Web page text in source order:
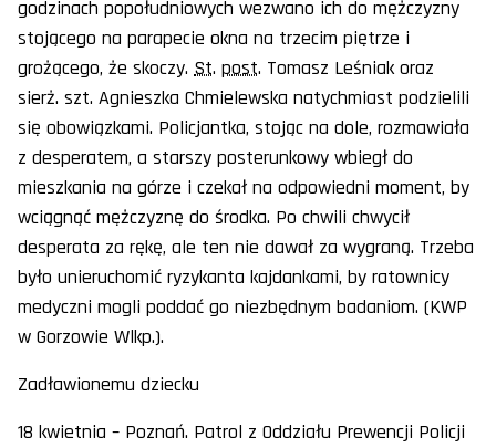
godzinach popołudniowych wezwano ich do mężczyzny
stojącego na parapecie okna na trzecim piętrze i
grożącego, że skoczy. St. post. Tomasz Leśniak oraz
sierż. szt. Agnieszka Chmielewska natychmiast podzielili
się obowiązkami. Policjantka, stojąc na dole, rozmawiała
z desperatem, a starszy posterunkowy wbiegł do
mieszkania na górze i czekał na odpowiedni moment, by
wciągnąć mężczyznę do środka. Po chwili chwycił
desperata za rękę, ale ten nie dawał za wygraną. Trzeba
było unieruchomić ryzykanta kajdankami, by ratownicy
medyczni mogli poddać go niezbędnym badaniom. (KWP
w Gorzowie Wlkp.).
Zadławionemu dziecku
18 kwietnia – Poznań. Patrol z Oddziału Prewencji Policji